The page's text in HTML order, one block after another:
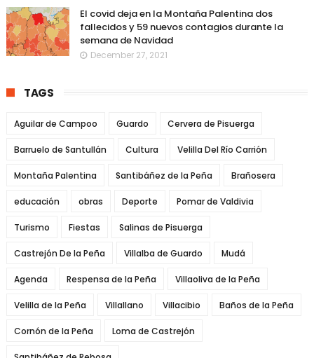
El covid deja en la Montaña Palentina dos
fallecidos y 59 nuevos contagios durante la
semana de Navidad
December 27, 2021
TAGS
Aguilar de Campoo Guardo Cervera de Pisuerga
Barruelo de Santullán Cultura Velilla Del Río Carrión
Montaña Palentina Santibáñez de la Peña Brañosera
educación obras Deporte Pomar de Valdivia
Turismo Fiestas Salinas de Pisuerga
Castrejón De la Peña Villalba de Guardo Mudá
Agenda Respensa de la Peña Villaoliva de la Peña
Velilla de la Peña Villallano Villacibio Baños de la Peña
Cornón de la Peña Loma de Castrejón